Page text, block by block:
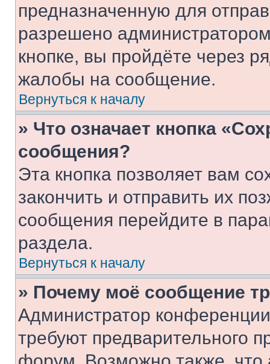
предназначенную для
разрешено
кнопке, вы пройдёте через
жалобы на сообщение.
Вернуться к началу
» Что означает кнопка
сообщения?
Эта кнопка позволяет вам
закончить и отправить их
сообщения перейдите в
раздела.
Вернуться к началу
» Почему моё сообщение
Администратор
требуют предварительного